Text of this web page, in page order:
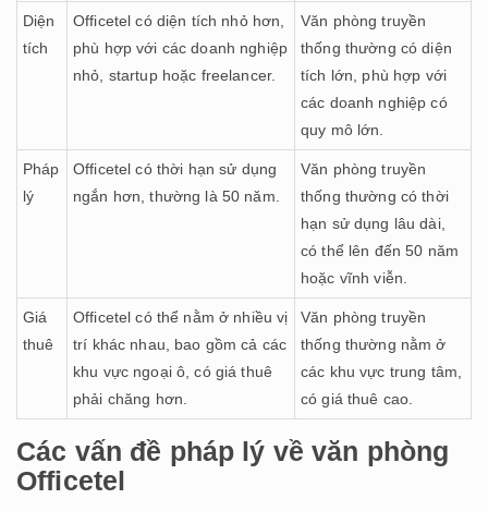
Diện
tích
Officetel có diện tích nhỏ hơn,
phù hợp với các doanh nghiệp
nhỏ, startup hoặc freelancer.
Văn phòng truyền
thống thường có diện
tích lớn, phù hợp với
các doanh nghiệp có
quy mô lớn.
Pháp
lý
Officetel có thời hạn sử dụng
ngắn hơn, thường là 50 năm.
Văn phòng truyền
thống thường có thời
hạn sử dụng lâu dài,
có thể lên đến 50 năm
hoặc vĩnh viễn.
Giá
thuê
Officetel có thể nằm ở nhiều vị
trí khác nhau, bao gồm cả các
khu vực ngoại ô, có giá thuê
phải chăng hơn.
Văn phòng truyền
thống thường nằm ở
các khu vực trung tâm,
có giá thuê cao.
Các vấn đề pháp lý về văn phòng
Officetel